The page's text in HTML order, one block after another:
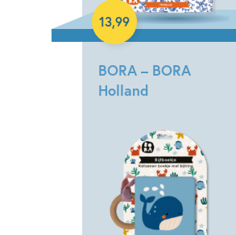
BORA – BORA
Holland
Leijgraaf
13,99
Hardcover